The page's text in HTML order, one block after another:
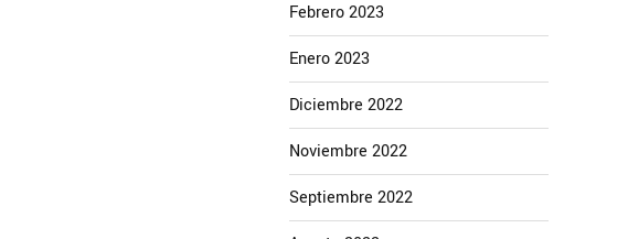
Febrero 2023
Enero 2023
Diciembre 2022
Noviembre 2022
Septiembre 2022